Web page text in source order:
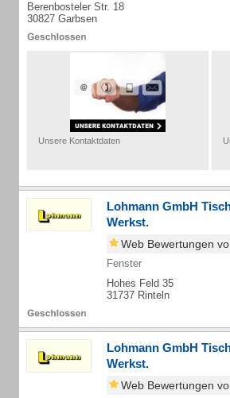
Berenbosteler Str. 18
30827 Garbsen
Unsere Kontaktdaten
Lohmann GmbH
Werkst.
Web Bewertungen
Fenster
Hohes Feld 35
31737 Rinteln
Lohmann GmbH
Werkst.
Web Bewertungen